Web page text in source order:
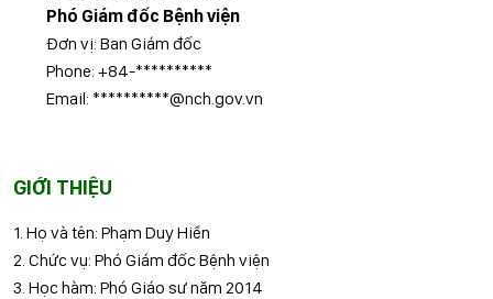
Phó Giám đốc Bệnh viện
Đơn vị: Ban Giám đốc
Phone: +84-**********
Email: **********@nch.gov.vn
GIỚI THIỆU
1. Họ và tên: Phạm Duy Hiền
2. Chức vụ: Phó Giám đốc Bệnh viện
3. Học hàm: Phó Giáo sư năm 2014